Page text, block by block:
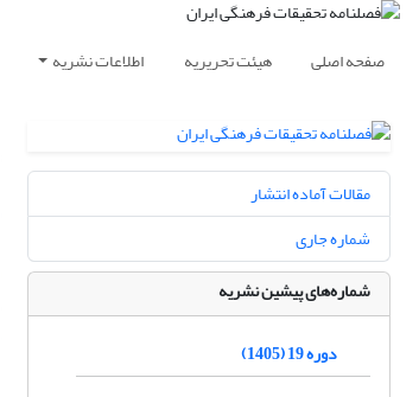
صفحه اصلی هیئت تحریریه اطلاعات نشریه
مقالات آماده انتشار
شماره جاری
شماره‌های پیشین نشریه
دوره 19 (1405)